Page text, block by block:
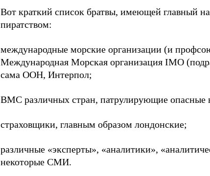
Вот краткий список братвы, имеющей главный
пиратством:
международные морские организации (и
Международная Морская организация IMO
сама ООН, Интерпол;
ВМС различных стран, патрулирующие опасные
страховщики, главным образом лондонские;
различные «эксперты», «аналитики»,
некоторые СМИ.